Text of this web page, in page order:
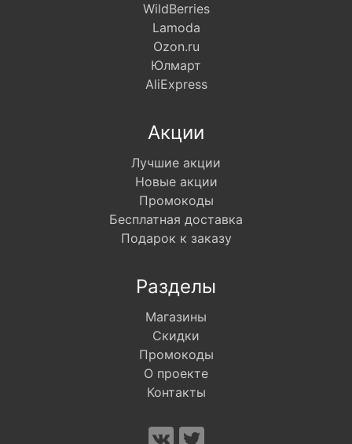
WildBerries
Lamoda
Ozon.ru
Юлмарт
AliExpress
Акции
Лучшие акции
Новые акции
Промокоды
Бесплатная доставка
Подарок к заказу
Разделы
Магазины
Скидки
Промокоды
О проекте
Контакты